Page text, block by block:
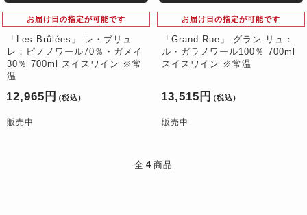
お届け日の指定が可能です
「Les Brûlées」 レ・ブリュ
レ：ピノノワール70％・ガメイ
30％ 700ml スイスワイン ※常
温
12,965円 （税込）
販売中
お届け日の指定が可能です
「Grand-Rue」 グラン-リュ：
ル・ガラノワール100％ 700ml
スイスワイン ※常温
13,515円 （税込）
販売中
全 4 商品